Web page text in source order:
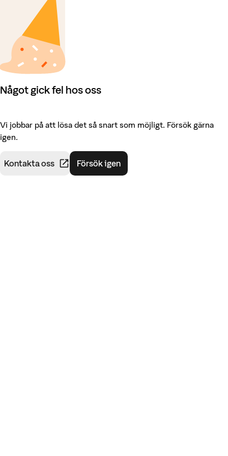
Något gick fel hos oss
Vi jobbar på att lösa det så snart som möjligt. Försök gärna
igen.
Kontakta oss
öppnas i ny flik ) Försök igen